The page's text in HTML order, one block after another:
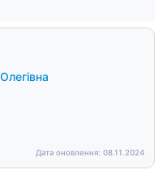
Дата оновлення: 08.11.2024